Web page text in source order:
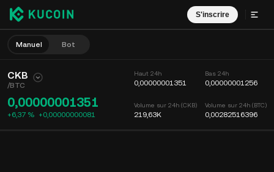
S'inscrire
Manuel Bot
CKB
/BTC
0,00000001351
+6,37 % +0,00000000081
Haut 24h
0,00000001351
Volume sur 24h (CKB)
219,63K
Bas 24h
0,00000001256
Volume sur 24h (BTC)
0,00282516396